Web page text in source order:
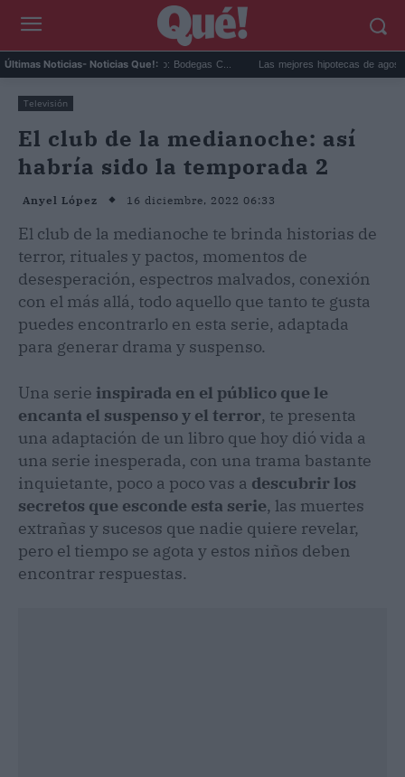
Últimas Noticias- Noticias Que!:
12 agosto: Bodegas C... Las mejores hipotecas de agosto: el TAE más
Televisión
El club de la medianoche: así
habría sido la temporada 2
Anyel López 16 diciembre, 2022 06:33
El club de la medianoche te brinda historias de
terror, rituales y pactos, momentos de
desesperación, espectros malvados, conexión
con el más allá, todo aquello que tanto te gusta
puedes encontrarlo en esta serie, adaptada
para generar drama y suspenso.
Una serie inspirada en el público que le
encanta el suspenso y el terror, te presenta
una adaptación de un libro que hoy dió vida a
una serie inesperada, con una trama bastante
inquietante, poco a poco vas a descubrir los
secretos que esconde esta serie, las muertes
extrañas y sucesos que nadie quiere revelar,
pero el tiempo se agota y estos niños deben
encontrar respuestas.